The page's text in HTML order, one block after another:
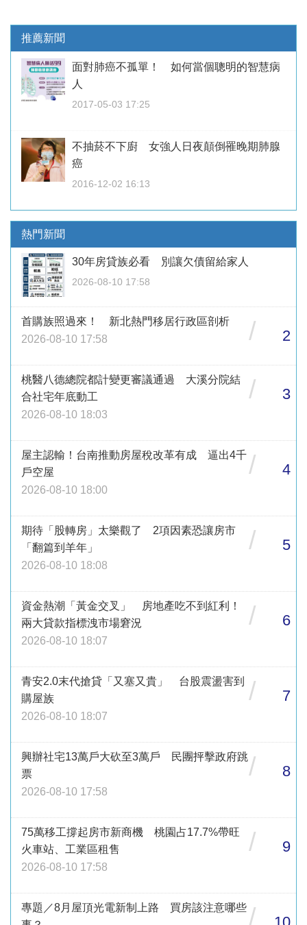
推薦新聞
面對肺癌不孤單！ 如何當個聰明的智慧病
人
2017-05-03 17:25
不抽菸不下廚 女強人日夜顛倒罹晚期肺腺
癌
2016-12-02 16:13
熱門新聞
30年房貸族必看 別讓欠債留給家人
2026-08-10 17:58
首購族照過來！ 新北熱門移居行政區剖析
2026-08-10 17:58
/ 2
桃醫八德總院都計變更審議通過 大溪分院結
合社宅年底動工
2026-08-10 18:03
/ 3
屋主認輸！台南推動房屋稅改革有成 逼出4千
戶空屋
2026-08-10 18:00
/ 4
期待「股轉房」太樂觀了 2項因素恐讓房市
「翻篇到羊年」
2026-08-10 18:08
/ 5
資金熱潮「黃金交叉」 房地產吃不到紅利！
兩大貸款指標洩市場窘況
2026-08-10 18:07
/ 6
青安2.0末代搶貸「又塞又貴」 台股震盪害到
購屋族
2026-08-10 18:07
/ 7
興辦社宅13萬戶大砍至3萬戶 民團抨擊政府跳
票
2026-08-10 17:58
/ 8
75萬移工撐起房市新商機 桃園占17.7%帶旺
火車站、工業區租售
2026-08-10 17:58
/ 9
專題／8月屋頂光電新制上路 買房該注意哪些 /